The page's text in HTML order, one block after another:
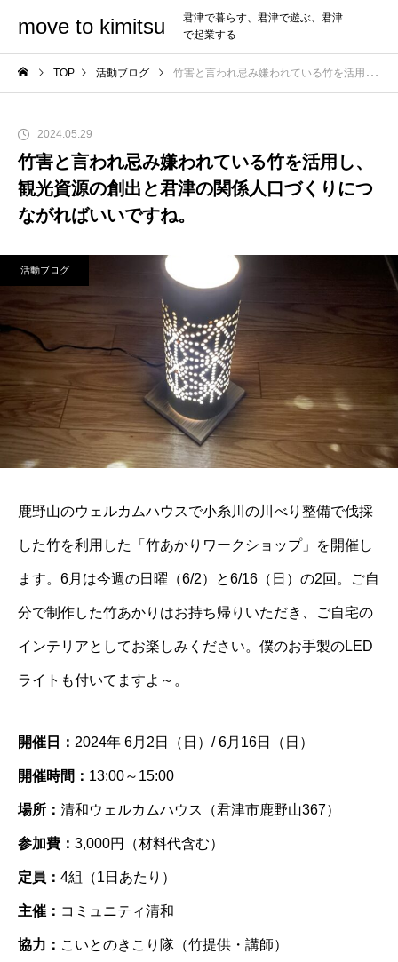
move to kimitsu
君津で暮らす、君津で遊ぶ、君津
で起業する
TOP 活動ブログ 竹害と言われ忌み嫌われている竹を活用し、観光資源の創出と君津の関係人口づくりにつながればいいですね。
2024.05.29
竹害と言われ忌み嫌われている竹を活用し、
観光資源の創出と君津の関係人口づくりにつ
ながればいいですね。
活動ブログ
鹿野山のウェルカムハウスで小糸川の川べり整備で伐採
した竹を利用した「竹あかりワークショップ」を開催し
ます。6月は今週の日曜（6/2）と6/16（日）の2回。ご自
分で制作した竹あかりはお持ち帰りいただき、ご自宅の
インテリアとしてお楽しみください。僕のお手製のLED
ライトも付いてますよ～。
開催日： 2024年 6月2日（日）/ 6月16日（日）
開催時間： 13:00～15:00
場所： 清和ウェルカムハウス（君津市鹿野山367）
参加費： 3,000円（材料代含む）
定員： 4組（1日あたり）
主催： コミュニティ清和
協力： こいとのきこり隊（竹提供・講師）